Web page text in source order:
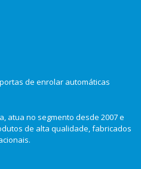
de enrolar automáticas
atua no segmento desde 2007 e
de alta qualidade, fabricados